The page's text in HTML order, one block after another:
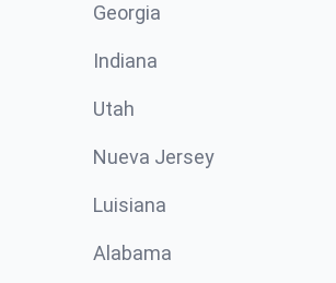
Georgia
Indiana
Utah
Nueva Jersey
Luisiana
Alabama